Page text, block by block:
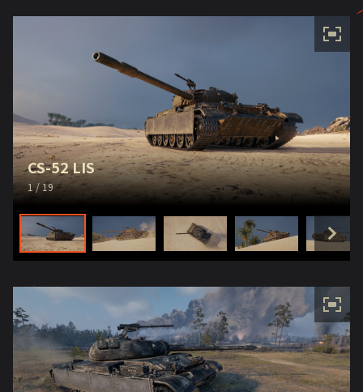
CS-52 LIS
1/ 19